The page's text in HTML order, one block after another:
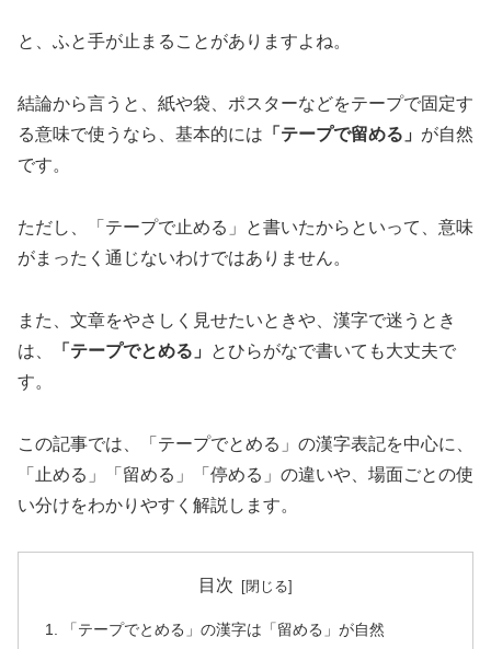
と、ふと手が止まることがありますよね。
結論から言うと、紙や袋、ポスターなどをテープで固定す
る意味で使うなら、基本的には 「テープで留める」 が自然
です。
ただし、「テープで止める」と書いたからといって、意味
がまったく通じないわけではありません。
また、文章をやさしく見せたいときや、漢字で迷うとき
は、
「テープでとめる」
とひらがなで書いても大丈夫で
す。
この記事では、「テープでとめる」の漢字表記を中心に、
「止める」「留める」「停める」の違いや、場面ごとの使
い分けをわかりやすく解説します。
目次
「テープでとめる」の漢字は「留める」が自然